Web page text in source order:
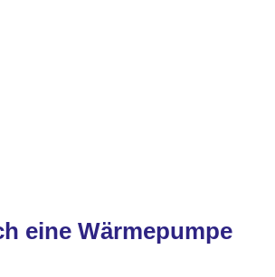
eine Wärmepumpe